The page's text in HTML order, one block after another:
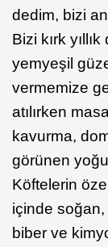
dedim, bizi
Bizi kırk
yemyeşil
vermemize
atılırken
kavurma,
görünen
Köftelerin
içinde
biber ve